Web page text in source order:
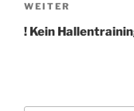
Nächster
Beitrag
WEITER
! Kein